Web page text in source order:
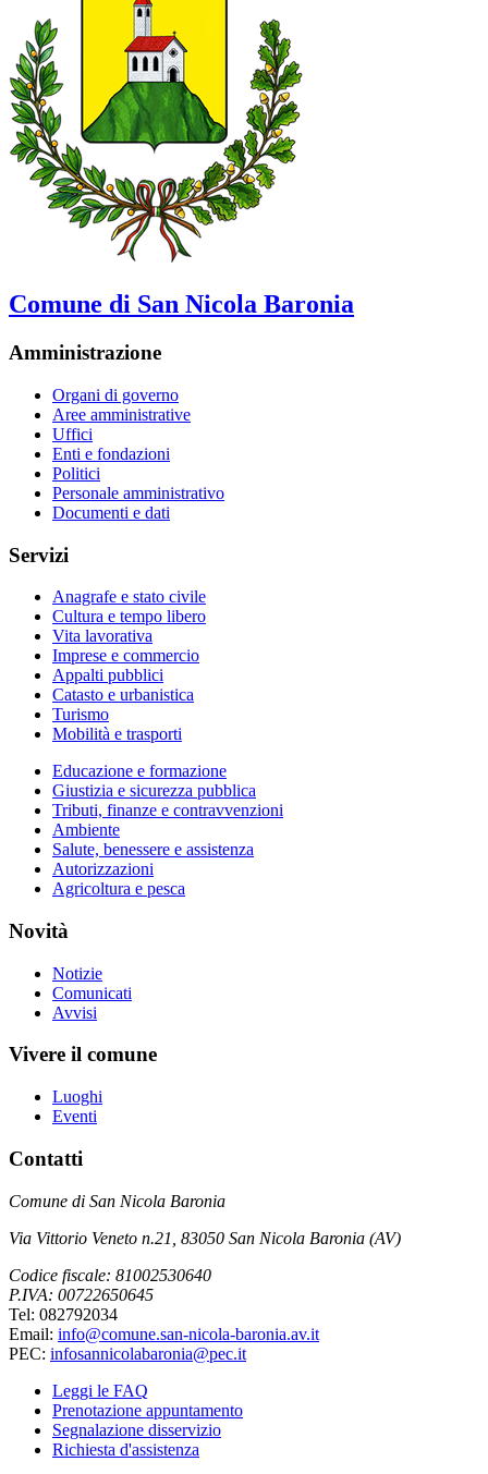
Comune di San Nicola Baronia
Amministrazione
Organi di governo
Aree amministrative
Uffici
Enti e fondazioni
Politici
Personale amministrativo
Documenti e dati
Servizi
Anagrafe e stato civile
Cultura e tempo libero
Vita lavorativa
Imprese e commercio
Appalti pubblici
Catasto e urbanistica
Turismo
Mobilità e trasporti
Educazione e formazione
Giustizia e sicurezza pubblica
Tributi, finanze e contravvenzioni
Ambiente
Salute, benessere e assistenza
Autorizzazioni
Agricoltura e pesca
Novità
Notizie
Comunicati
Avvisi
Vivere il comune
Luoghi
Eventi
Contatti
Comune di San Nicola Baronia
Via Vittorio Veneto n.21, 83050 San Nicola Baronia (AV)
Codice fiscale: 81002530640
P.IVA: 00722650645
Tel: 082792034
Email: info@comune.san-nicola-baronia.av.it
PEC: infosannicolabaronia@pec.it
Leggi le FAQ
Prenotazione appuntamento
Segnalazione disservizio
Richiesta d'assistenza